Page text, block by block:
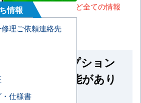
セット内容・画像など全ての情報
かねます。
さい。
・型番・オプション
ていない機能があり
情報
修理ご依頼連絡先
仕様書